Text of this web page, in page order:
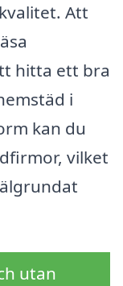
Att
hitta ett bra
i
kan du
vilket
utan